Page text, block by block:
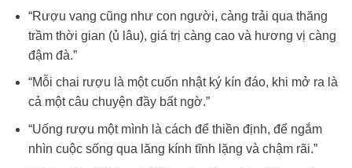
“Rượu vang cũng như con người, càng trải qua thăng
trầm thời gian (ủ lâu), giá trị càng cao và hương vị càng
đậm đà.”
“Mỗi chai rượu là một cuốn nhật ký kín đáo, khi mở ra là
cả một câu chuyện đầy bất ngờ.”
“Uống rượu một mình là cách để thiền định, để ngắm
nhìn cuộc sống qua lăng kính tĩnh lặng và chậm rãi.”